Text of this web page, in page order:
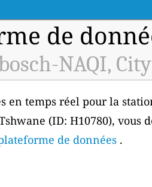
de
NAQI,
en temps réel pour la
(ID: H10780),
de données .